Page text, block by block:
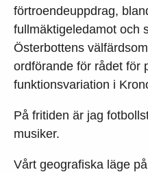
förtroendeuppdrag,
fullmäktigeledamot och
Österbottens
ordförande för rådet för
funktionsvariation i
På fritiden är jag
musiker.
Vårt geografiska läge